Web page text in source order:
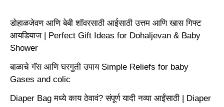
डोहाळजेवण आणि बेबी शॉवरसाठी आईसाठी उत्तम आणि खास गिफ्ट
आयडियाज | Perfect Gift Ideas for Dohaljevan & Baby
Shower
बाळाचे गॅस आणि घरगुती उपाय Simple Reliefs for baby
Gases and colic
Diaper Bag मध्ये काय ठेवावं? संपूर्ण यादी नव्या आईंसाठी | Diaper